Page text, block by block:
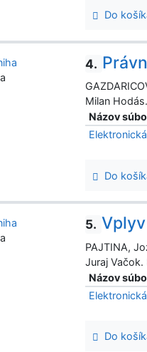
Do
4.
Milan
Názov
Do
5.
PAJTINA,
Juraj
Názov
Do